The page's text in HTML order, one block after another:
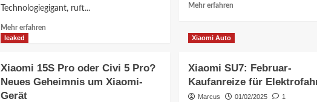
Technologiegigant, ruft...
Mehr erfahrenMehr
SU7
Autopilot-
Mehr erfahren
&
FAQ
für
leaked
Xiaomi 15S Pro oder Civi 5 Pro?
Neues Geheimnis um Xiaomi-
Gerät
Xiaomi Auto
Xiaomi SU7: Februar-
Kaufanreize für
Marcus 01/02/2025 1